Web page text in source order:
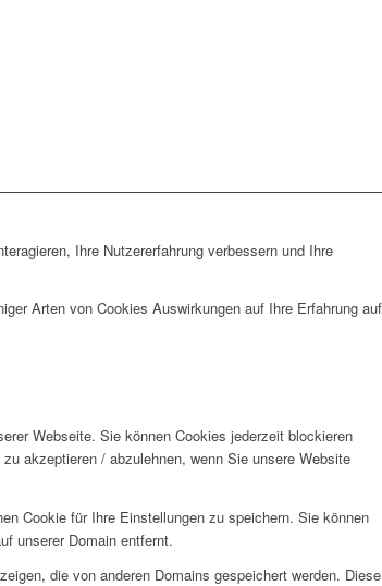
Ihre Nutzererfahrung verbessern und Ihre
Arten von Cookies Auswirkungen auf Ihre Erfahrung auf
Webseite. Sie können Cookies jederzeit blockieren
akzeptieren / abzulehnen, wenn Sie unsere Website
Cookie für Ihre Einstellungen zu speichern. Sie können
unserer Domain entfernt.
die von anderen Domains gespeichert werden. Diese